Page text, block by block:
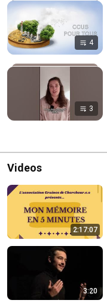
4
3
Videos
2:17:07
3:20